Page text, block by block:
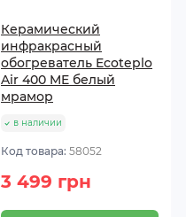
Керамический
инфракрасный
обогреватель Ecoteplo
Air 400 ME белый
мрамор
в наличии
Код товара: 58052
3 499 грн